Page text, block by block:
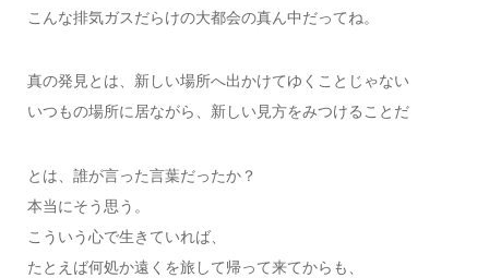
こんな排気ガスだらけの大都会の真ん中だってね。
真の発見とは、新しい場所へ出かけてゆくことじゃない
いつもの場所に居ながら、新しい見方をみつけることだ
とは、誰が言った言葉だったか？
本当にそう思う。
こういう心で生きていれば、
たとえば何処か遠くを旅して帰って来てからも、